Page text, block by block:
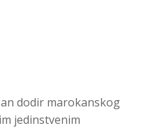
dodir marokanskog
jedinstvenim